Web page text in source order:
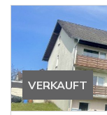
VERKAUFT